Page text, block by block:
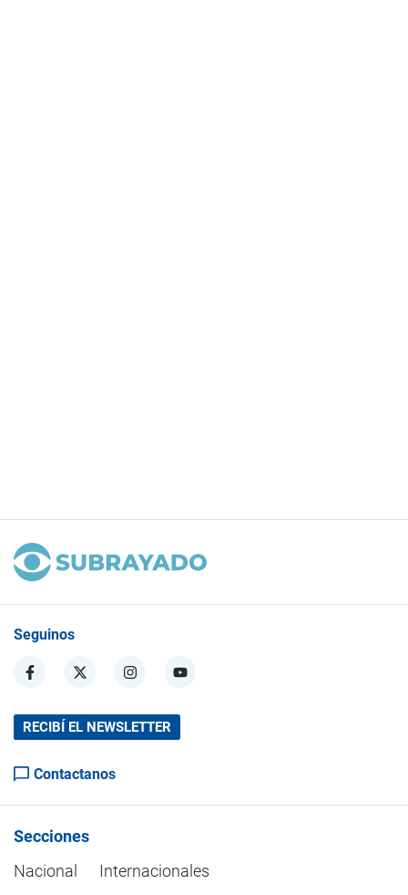
Seguinos
RECIBÍ EL NEWSLETTER
Contactanos
Secciones
Nacional
Internacionales